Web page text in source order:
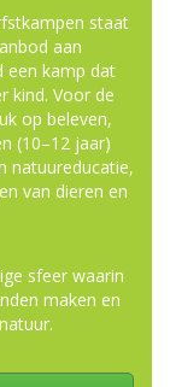
staat
aan
een kamp dat
kind. Voor de
op beleven,
(10–12 jaar)
natuureducatie,
van dieren en
sfeer waarin
maken en